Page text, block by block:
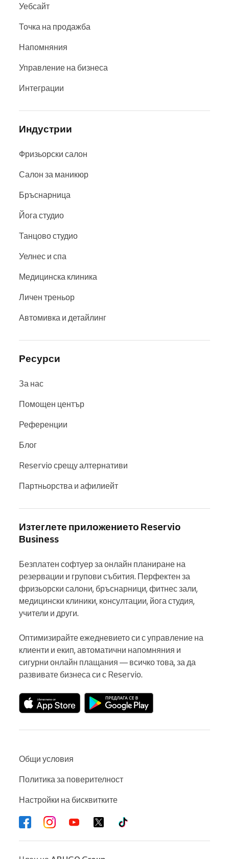
Уебсайт
Точка на продажба
Напомняния
Управление на бизнеса
Интеграции
Индустрии
Фризьорски салон
Салон за маникюр
Бръснарница
Йога студио
Танцово студио
Уелнес и спа
Медицинска клиника
Личен треньор
Автомивка и детайлинг
Ресурси
За нас
Помощен център
Референции
Блог
Reservio срещу алтернативи
Партньорства и афилиейт
Изтеглете приложението Reservio
Business
Безплатен софтуер за онлайн планиране на
резервации и групови събития. Перфектен за
фризьорски салони, бръснарници, фитнес зали,
медицински клиники, консултации, йога студия,
учители и други.
Оптимизирайте ежедневието си с управление на
клиенти и екип, автоматични напомняния и
сигурни онлайн плащания — всичко това, за да
развивате бизнеса си с Reservio.
Общи условия
Политика за поверителност
Настройки на бисквитките